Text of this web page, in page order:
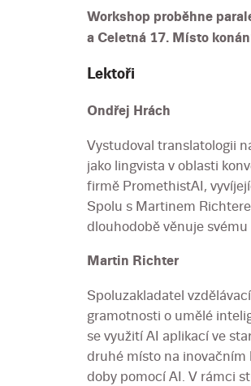
Workshop proběhne
a Celetná 17. Místo
Lektoři
Ondřej Hrách
Vystudoval translatologii
jako lingvista v oblasti
firmě PromethistAI,
Spolu s Martinem
dlouhodobě věnuje
Martin Richter
Spoluzakladatel
gramotnosti o umělé
se využití AI aplikací ve
druhé místo na inovačním
doby pomocí AI. V rámci